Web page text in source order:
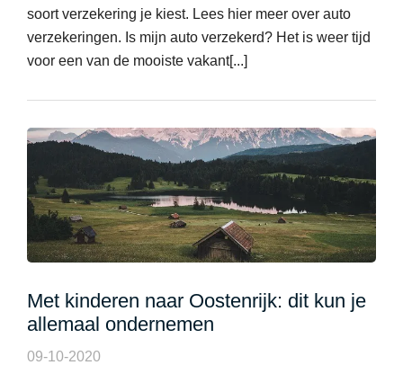
soort verzekering je kiest. Lees hier meer over auto
verzekeringen. Is mijn auto verzekerd? Het is weer tijd
voor een van de mooiste vakant[...]
Met kinderen naar Oostenrijk: dit kun je
allemaal ondernemen
09-10-2020